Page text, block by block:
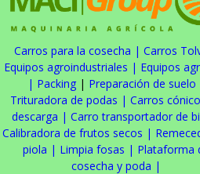
Carros para la cosecha | Carros
Equipos agroindustriales | Equipos
| Packing| Preparación de suelo
Trituradora de podas | Carros
descarga | Carro transportador de
Calibradora de frutos secos |
piola | Limpia fosas | Plataforma
cosecha y poda |